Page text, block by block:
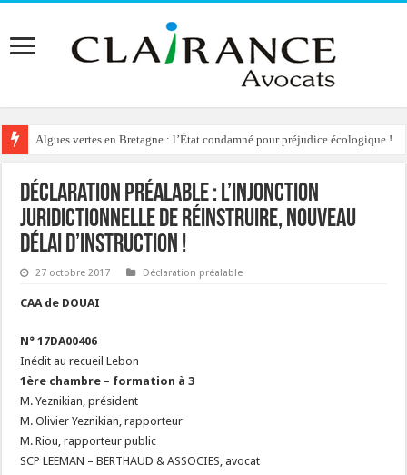
Algues vertes en Bretagne : l’État condamné pour préjudice écologique !
Déclaration préalable : l’injonction
juridictionnelle de réinstruire, nouveau
délai d’instruction !
27 octobre 2017 Déclaration préalable
CAA de DOUAI
N° 17DA00406
Inédit au recueil Lebon
1ère chambre – formation à 3
M. Yeznikian, président
M. Olivier Yeznikian, rapporteur
M. Riou, rapporteur public
SCP LEEMAN – BERTHAUD & ASSOCIES, avocat